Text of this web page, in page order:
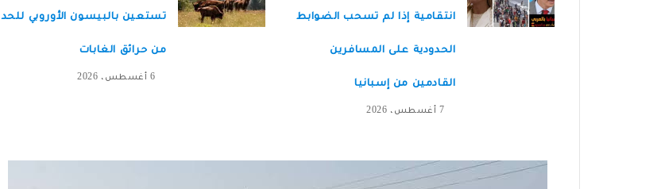
انتقامية إذا لم تسحب الضوابط
الحدودية على المسافرين
القادمين من إسبانيا
7 أغسطس، 2026
تستعين بالبيسون الأوروبي للحد
من حرائق الغابات
6 أغسطس، 2026